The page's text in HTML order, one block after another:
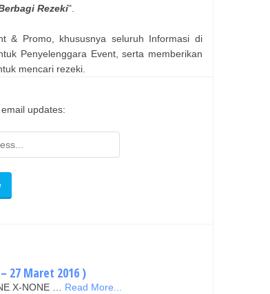
Rezeki".
& Promo, khususnya seluruh Informasi di
Penyelenggara Event, serta memberikan
mencari rezeki.
updates:
27 Maret 2016 )
X-NONE … Read More...